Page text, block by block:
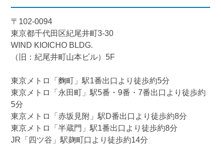
〒102-0094
東京都千代田区紀尾井町3-30
WIND KIOICHO BLDG.
（旧：紀尾井町山本ビル）5F
東京メトロ「麴町」駅1番出口より徒歩約5分
東京メトロ「永田町」駅5番・9番・7番出口より徒歩約
5分
東京メトロ「赤坂見附」駅D番出口より徒歩約8分
東京メトロ「半蔵門」駅1番出口より徒歩約8分
JR「四ツ谷」駅麹町口より徒歩約14分